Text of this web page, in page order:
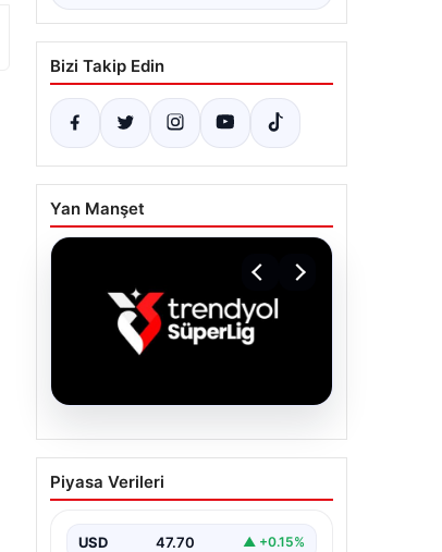
Bizi Takip Edin
Yan Manşet
TFF’den isim
sponsorluğu açıklaması!
Piyasa Verileri
USD 47.70 ▲ +0.15%